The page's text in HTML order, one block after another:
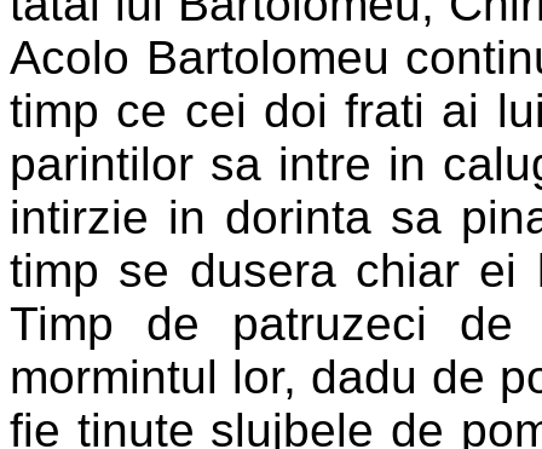
Acolo Bartolomeu
timp ce cei doi frati ai
parintilor sa intre in
intirzie in dorinta sa
timp se dusera chiar ei
Timp de patruzeci
mormintul lor, dadu de
fie tinute slujbele de